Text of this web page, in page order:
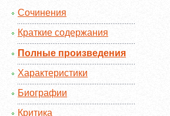
Сочинения
Краткие содержания
Полные произведения
Характеристики
Биографии
Критика